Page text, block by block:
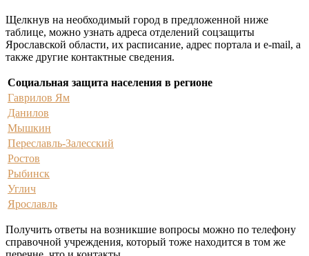
Щелкнув на необходимый город в предложенной ниже
таблице, можно узнать адреса отделений соцзащиты
Ярославской области, их расписание, адрес портала и e-mail, а
также другие контактные сведения.
Социальная защита населения в регионе
Гаврилов Ям
Данилов
Мышкин
Переславль-Залесский
Ростов
Рыбинск
Углич
Ярославль
Получить ответы на возникшие вопросы можно по телефону
справочной учреждения, который тоже находится в том же